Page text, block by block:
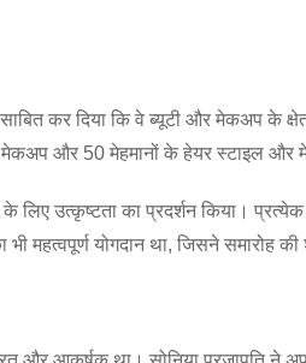
कर दिया कि वे ब्यूटी और मेकअप के
और 50 मेहमानों के हेयर स्टाइल और
लिए उत्कृष्टता का प्रदर्शन किया।
योगदान था, जिसने समारोह की